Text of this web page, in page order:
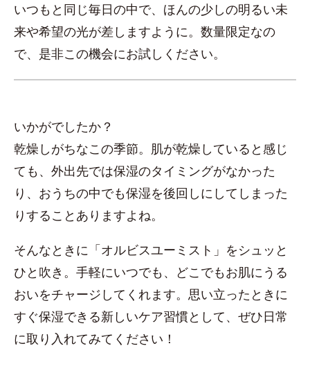
いつもと同じ毎日の中で、ほんの少しの明るい未
来や希望の光が差しますように。数量限定なの
で、是非この機会にお試しください。
いかがでしたか？
乾燥しがちなこの季節。肌が乾燥していると感じ
ても、外出先では保湿のタイミングがなかった
り、おうちの中でも保湿を後回しにしてしまった
りすることありますよね。
そんなときに「オルビスユーミスト」をシュッと
ひと吹き。手軽にいつでも、どこでもお肌にうる
おいをチャージしてくれます。思い立ったときに
すぐ保湿できる新しいケア習慣として、ぜひ日常
に取り入れてみてください！